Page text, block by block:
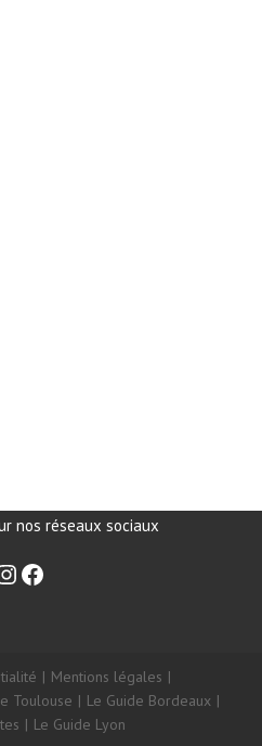
nos réseaux sociaux
Mentions légales
Toulouse
Le Guide Bordeaux
Le Guide Lyon